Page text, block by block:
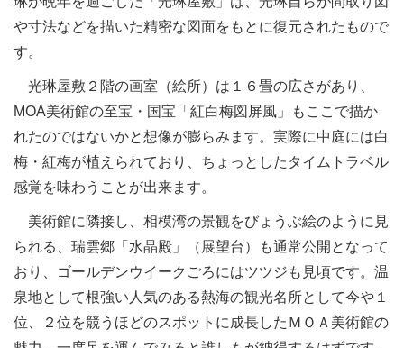
や寸法などを描いた精密な図面をもとに復元されたもので
す。
光琳屋敷２階の画室（絵所）は１６畳の広さがあり、
MOA美術館の至宝・国宝「紅白梅図屏風」もここで描か
れたのではないかと想像が膨らみます。実際に中庭には白
梅・紅梅が植えられており、ちょっとしたタイムトラベル
感覚を味わうことが出来ます。
美術館に隣接し、相模湾の景観をびょうぶ絵のように見
られる、瑞雲郷「水晶殿」（展望台）も通常公開となって
おり、ゴールデンウイークごろにはツツジも見頃です。温
泉地として根強い人気のある熱海の観光名所として今や１
位、２位を競うほどのスポットに成長したＭＯＡ美術館の